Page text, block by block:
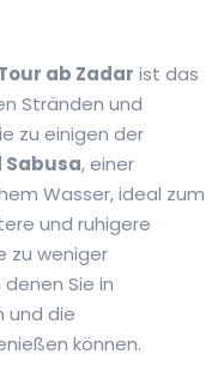
ab Zadar ist das
Stränden und
zu einigen der
Sabusa, einer
Wasser, ideal zum
und ruhigere
zu weniger
Sie in
und die
können.